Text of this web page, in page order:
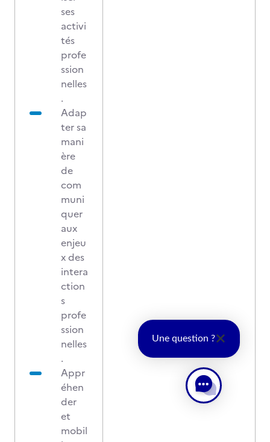
ses
activi
tés
profe
ssion
nelles
.
Adap
ter sa
mani
ère
de
com
muni
quer
aux
enjeu
x des
intera
ction
s
profe
ssion
nelles
.
Appr
éhen
der
et
mobil
Une question ?